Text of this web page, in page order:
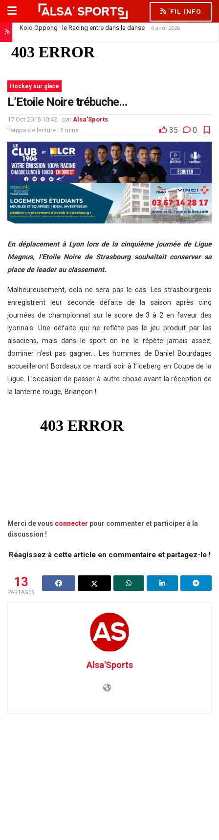
FIL INFO
Kojo Oppong : le Racing entre dans la danse 6 août 2026
Hockey sur glace
L’Etoile Noire trébuche…
17 Oct 2015 10:42 par Alsa'Sports
Temps de lecture : 2 mins
35 0
En déplacement à Lyon lors de la cinquième journée de Ligue
Magnus, l’Etoile Noire de Strasbourg souhaitait conserver sa
place de leader au classement.
Malheureusement, cela ne sera pas le cas. Les strasbourgeois
enregistrent leur seconde défaite de la saison après cinq
journées de championnat sur le score de 3 à 2 en faveur des
lyonnais. Une défaite qui ne reflète pas le jeu produit par les
alsaciens, mais dans le sport on ne le répète jamais assez,
dominer n’est pas gagner… Les hommes de Daniel Bourdages
accueilleront Bordeaux ce mardi soir à l’Iceberg en Coupe de la
Ligue. L’occasion de passer à autre chose avant la réception de
la lanterne rouge, Briançon !
Merci de vous connecter pour commenter et participer à la
discussion !
Réagissez à cette article en commentaire et partagez-le !
13
PARTAGES
Alsa'Sports